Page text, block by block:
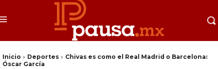
Inicio Deportes
Chivas es como el Real Madrid o Barcelona:
Óscar García